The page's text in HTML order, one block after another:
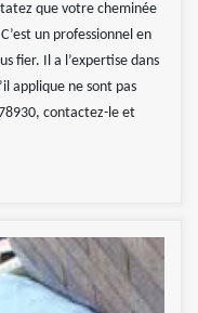
que votre cheminée
un professionnel en
fier. Il a l’expertise dans
applique ne sont pas
contactez-le et